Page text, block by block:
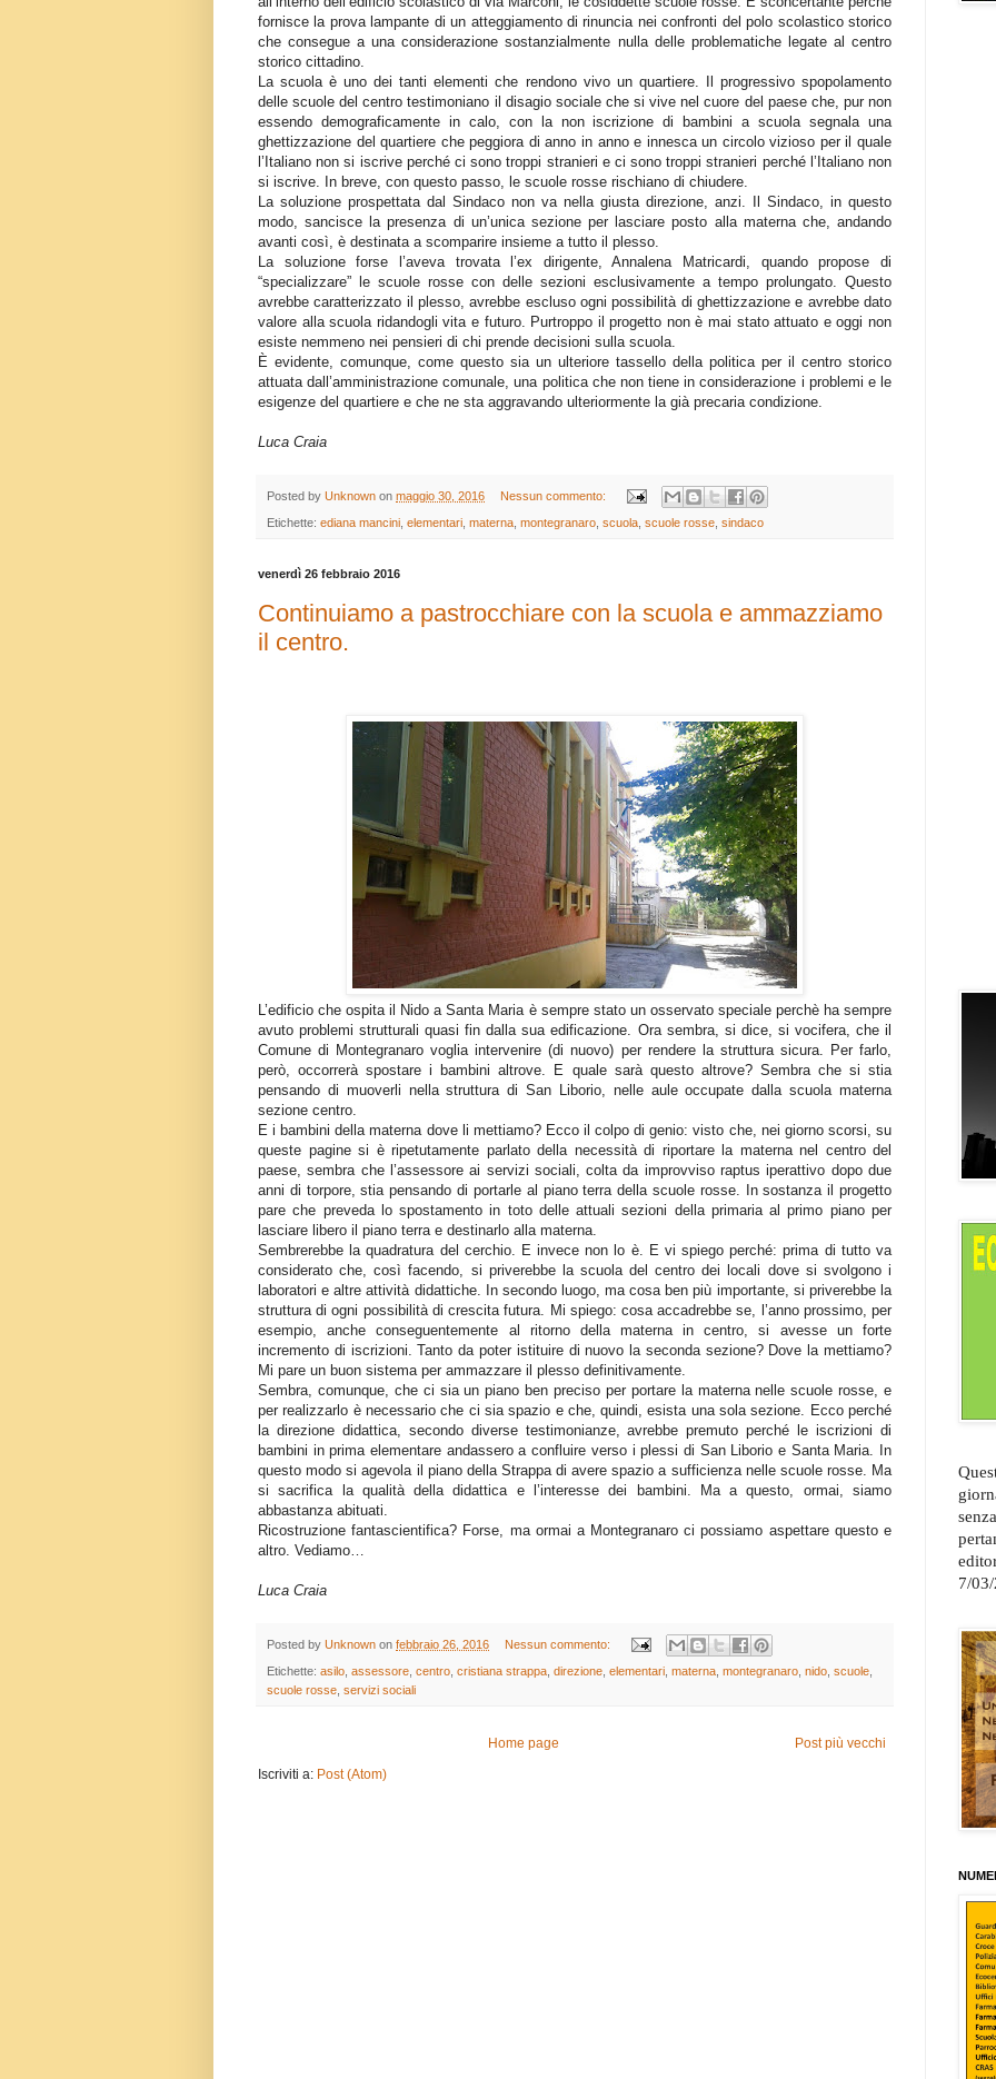
fornisce la prova lampante di un atteggiamento di rinuncia nei confronti del polo scolastico storico
che consegue a una considerazione sostanzialmente nulla delle problematiche legate al centro
storico cittadino.
La scuola è uno dei tanti elementi che rendono vivo un quartiere. Il progressivo spopolamento
delle scuole del centro testimoniano il disagio sociale che si vive nel cuore del paese che, pur non
essendo demograficamente in calo, con la non iscrizione di bambini a scuola segnala una
ghettizzazione del quartiere che peggiora di anno in anno e innesca un circolo vizioso per il quale
l’Italiano non si iscrive perché ci sono troppi stranieri e ci sono troppi stranieri perché l’Italiano non
si iscrive. In breve, con questo passo, le scuole rosse rischiano di chiudere.
La soluzione prospettata dal Sindaco non va nella giusta direzione, anzi. Il Sindaco, in questo
modo, sancisce la presenza di un’unica sezione per lasciare posto alla materna che, andando
avanti così, è destinata a scomparire insieme a tutto il plesso.
La soluzione forse l’aveva trovata l’ex dirigente, Annalena Matricardi, quando propose di
“specializzare” le scuole rosse con delle sezioni esclusivamente a tempo prolungato. Questo
avrebbe caratterizzato il plesso, avrebbe escluso ogni possibilità di ghettizzazione e avrebbe dato
valore alla scuola ridandogli vita e futuro. Purtroppo il progetto non è mai stato attuato e oggi non
esiste nemmeno nei pensieri di chi prende decisioni sulla scuola.
È evidente, comunque, come questo sia un ulteriore tassello della politica per il centro storico
attuata dall’amministrazione comunale, una politica che non tiene in considerazione i problemi e le
esigenze del quartiere e che ne sta aggravando ulteriormente la già precaria condizione.
Luca Craia
Posted by Unknown on maggio 30, 2016 Nessun commento:
Etichette: ediana mancini elementari materna montegranaro scuola scuole rosse sindaco
venerdì 26 febbraio 2016
Continuiamo a pastrocchiare con la scuola e ammazziamo
il centro.
L’edificio che ospita il Nido a Santa Maria è sempre stato un osservato speciale perchè ha sempre
avuto problemi strutturali quasi fin dalla sua edificazione. Ora sembra, si dice, si vocifera, che il
Comune di Montegranaro voglia intervenire (di nuovo) per rendere la struttura sicura. Per farlo,
però, occorrerà spostare i bambini altrove. E quale sarà questo altrove? Sembra che si stia
pensando di muoverli nella struttura di San Liborio, nelle aule occupate dalla scuola materna
sezione centro.
E i bambini della materna dove li mettiamo? Ecco il colpo di genio: visto che, nei giorno scorsi, su
queste pagine si è ripetutamente parlato della necessità di riportare la materna nel centro del
paese, sembra che l’assessore ai servizi sociali, colta da improvviso raptus iperattivo dopo due
anni di torpore, stia pensando di portarle al piano terra della scuole rosse. In sostanza il progetto
pare che preveda lo spostamento in toto delle attuali sezioni della primaria al primo piano per
lasciare libero il piano terra e destinarlo alla materna.
Sembrerebbe la quadratura del cerchio. E invece non lo è. E vi spiego perché: prima di tutto va
considerato che, così facendo, si priverebbe la scuola del centro dei locali dove si svolgono i
laboratori e altre attività didattiche. In secondo luogo, ma cosa ben più importante, si priverebbe la
struttura di ogni possibilità di crescita futura. Mi spiego: cosa accadrebbe se, l’anno prossimo, per
esempio, anche conseguentemente al ritorno della materna in centro, si avesse un forte
incremento di iscrizioni. Tanto da poter istituire di nuovo la seconda sezione? Dove la mettiamo?
Mi pare un buon sistema per ammazzare il plesso definitivamente.
Sembra, comunque, che ci sia un piano ben preciso per portare la materna nelle scuole rosse, e
per realizzarlo è necessario che ci sia spazio e che, quindi, esista una sola sezione. Ecco perché
la direzione didattica, secondo diverse testimonianze, avrebbe premuto perché le iscrizioni di
bambini in prima elementare andassero a confluire verso i plessi di San Liborio e Santa Maria. In
questo modo si agevola il piano della Strappa di avere spazio a sufficienza nelle scuole rosse. Ma
si sacrifica la qualità della didattica e l’interesse dei bambini. Ma a questo, ormai, siamo
abbastanza abituati.
Ricostruzione fantascientifica? Forse, ma ormai a Montegranaro ci possiamo aspettare questo e
altro. Vediamo…
Luca Craia
Posted by Unknown on febbraio 26, 2016 Nessun commento:
Etichette: asilo assessore centro cristiana strappa direzione elementari materna montegranaro nido scuole
scuole rosse servizi sociali
Post più vecchi
Home page
Iscriviti a: Post (Atom)
7/